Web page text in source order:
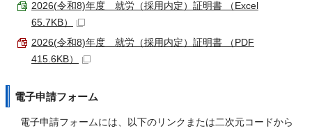
2026(令和8)年度 就労（採用内定）証明書 （Excel
65.7KB）
2026(令和8)年度 就労（採用内定）証明書 （PDF
415.6KB）
電子申請フォーム
電子申請フォームには、以下のリンクまたは二次元コードから